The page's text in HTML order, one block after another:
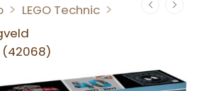
> LEGO Technic >